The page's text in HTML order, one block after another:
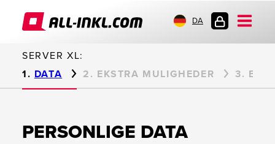
DA
SERVER XL:
DATA
EKSTRA MULIGHEDER
PERSONLIGE DATA